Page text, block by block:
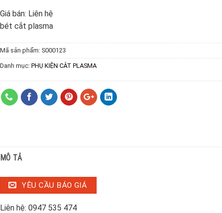
Giá bán: Liên hệ
bét cắt plasma
Mã sản phẩm: S000123
Danh mục: PHỤ KIỆN CẮT PLASMA
MÔ TẢ
YÊU CẦU BÁO GIÁ
Liên hệ: 0947 535 474